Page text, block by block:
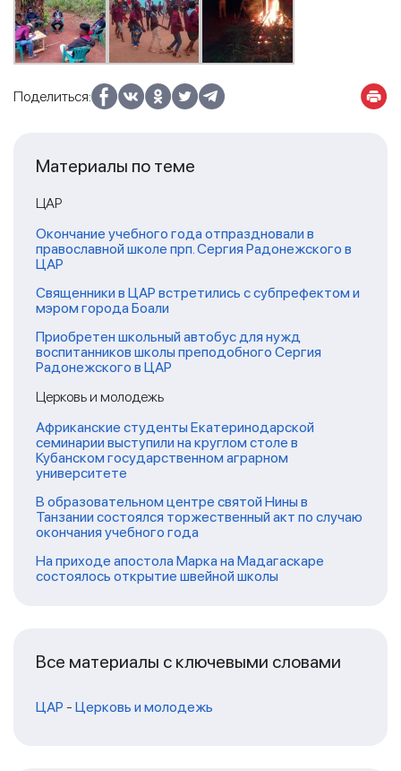
Поделиться:
Материалы по теме
ЦАР
Окончание учебного года отпраздновали в
православной школе прп. Сергия Радонежского в
ЦАР
Священники в ЦАР встретились с субпрефектом и
мэром города Боали
Приобретен школьный автобус для нужд
воспитанников школы преподобного Сергия
Радонежского в ЦАР
Церковь и молодежь
Африканские студенты Екатеринодарской
семинарии выступили на круглом столе в
Кубанском государственном аграрном
университете
В образовательном центре святой Нины в
Танзании состоялся торжественный акт по случаю
окончания учебного года
На приходе апостола Марка на Мадагаскаре
состоялось открытие швейной школы
Все материалы с ключевыми словами
ЦАР - Церковь и молодежь